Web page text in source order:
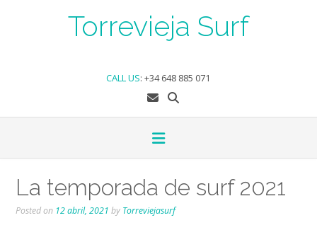
Torrevieja Surf
CALL US: +34 648 885 071
La temporada de surf 2021
Posted on 12 abril, 2021 by Torreviejasurf